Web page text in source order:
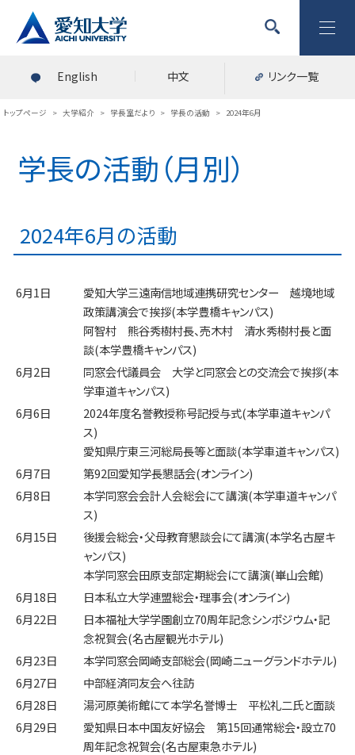
English 中文 リンク一覧
トップページ > 大学紹介 > 学長室だより > 学長の活動 > 2024年6月
学長の活動（月別）
2024年6月の活動
6月1日
愛知大学三遠南信地域連携研究センター 越境地域
政策講演会で挨拶(本学豊橋キャンパス)
阿智村 熊谷秀樹村長、売木村 清水秀樹村長と面
談(本学豊橋キャンパス)
6月2日
同窓会代議員会 大学と同窓会との交流会で挨拶(本
学車道キャンパス)
6月6日
2024年度名誉教授称号記授与式(本学車道キャンパ
ス)
愛知県庁東三河総局長等と面談(本学車道キャンパス)
6月7日
第92回愛知学長懇話会(オンライン)
6月8日
本学同窓会会計人会総会にて講演(本学車道キャンパ
ス)
6月15日
後援会総会・父母教育懇談会にて講演(本学名古屋キ
ャンパス)
本学同窓会田原支部定期総会にて講演(崋山会館)
6月18日
日本私立大学連盟総会・理事会(オンライン)
6月22日
日本福祉大学学園創立70周年記念シンポジウム・記
念祝賀会(名古屋観光ホテル)
6月23日
本学同窓会岡崎支部総会(岡崎ニューグランドホテル)
6月27日
中部経済同友会へ往訪
6月28日
湯河原美術館にて本学名誉博士 平松礼二氏と面談
6月29日
愛知県日本中国友好協会 第15回通常総会・設立70
周年記念祝賀会(名古屋東急ホテル)